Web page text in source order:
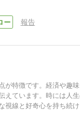
報告
特徴です。経済や趣
ています。時には人
視線と好奇心を持ち続